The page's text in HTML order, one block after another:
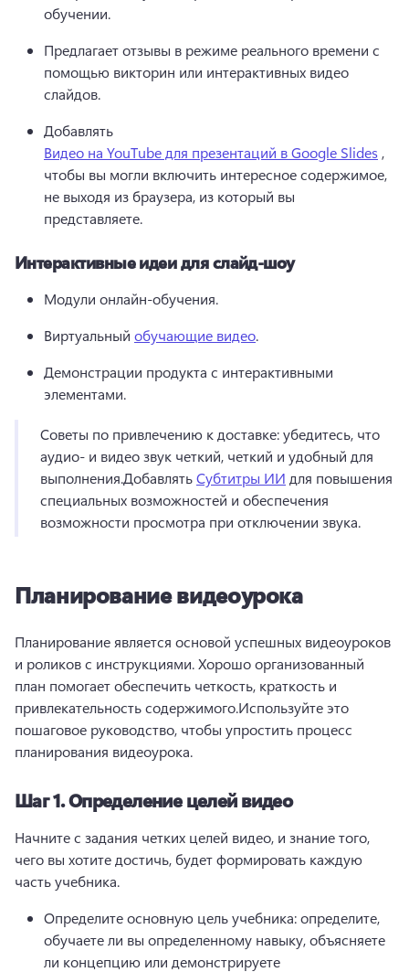
обучении.
Предлагает отзывы в режиме реального времени с
помощью викторин или интерактивных видео
слайдов.
Добавлять
Видео на YouTube для презентаций в Google Slides ,
чтобы вы могли включить интересное содержимое,
не выходя из браузера, из который вы
представляете.
Интерактивные идеи для слайд-шоу
Модули онлайн-обучения.
Виртуальный обучающие видео.
Демонстрации продукта с интерактивными
элементами.
Советы по привлечению к доставке: убедитесь, что
аудио- и видео звук четкий, четкий и удобный для
выполнения.Добавлять Субтитры ИИ для повышения
специальных возможностей и обеспечения
возможности просмотра при отключении звука.
Планирование видеоурока
Планирование является основой успешных видеоуроков
и роликов с инструкциями. Хорошо организованный
план помогает обеспечить четкость, краткость и
привлекательность содержимого.Используйте это
пошаговое руководство, чтобы упростить процесс
планирования видеоурока.
Шаг 1.Определение целей видео
Начните с задания четких целей видео, и знание того,
чего вы хотите достичь, будет формировать каждую
часть учебника.
Определите основную цель учебника: определите,
обучаете ли вы определенному навыку, объясняете
ли концепцию или демонстрируете